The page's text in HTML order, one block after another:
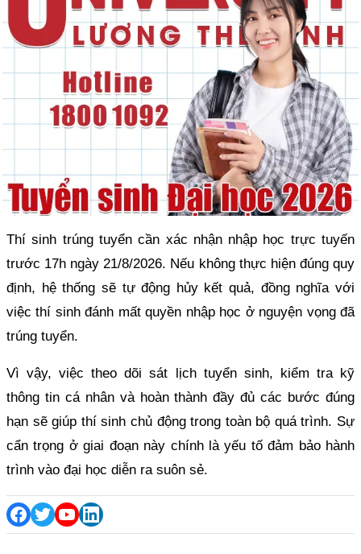
Thí sinh trúng tuyển cần xác nhận nhập học trực tuyến
trước 17h ngày 21/8/2026. Nếu không thực hiện đúng quy
định, hệ thống sẽ tự động hủy kết quả, đồng nghĩa với
việc thí sinh đánh mất quyền nhập học ở nguyện vọng đã
trúng tuyển.
Vì vậy, việc theo dõi sát lịch tuyển sinh, kiểm tra kỹ
thông tin cá nhân và hoàn thành đầy đủ các bước đúng
hạn sẽ giúp thí sinh chủ động trong toàn bộ quá trình. Sự
cẩn trọng ở giai đoạn này chính là yếu tố đảm bảo hành
trình vào đại học diễn ra suôn sẻ.